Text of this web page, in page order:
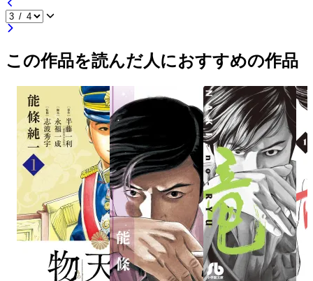
この作品を読んだ人におすすめの作品